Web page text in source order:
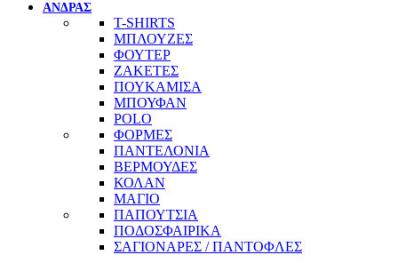
ΑΝΔΡΑΣ
T-SHIRTS
ΜΠΛΟΥΖΕΣ
ΦΟΥΤΕΡ
ΖΑΚΕΤΕΣ
ΠΟΥΚΑΜΙΣΑ
ΜΠΟΥΦΑΝ
POLO
ΦΟΡΜΕΣ
ΠΑΝΤΕΛΟΝΙΑ
ΒΕΡΜΟΥΔΕΣ
ΚΟΛΑΝ
ΜΑΓΙΟ
ΠΑΠΟΥΤΣΙΑ
ΠΟΔΟΣΦΑΙΡΙΚΑ
ΣΑΓΙΟΝΑΡΕΣ / ΠΑΝΤΟΦΛΕΣ